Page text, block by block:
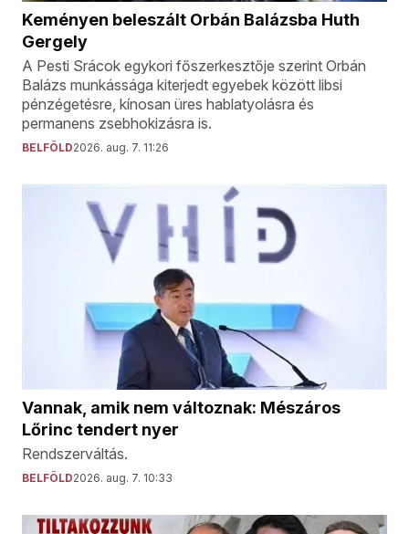
Keményen beleszált Orbán Balázsba Huth
Gergely
A Pesti Srácok egykori főszerkesztője szerint Orbán
Balázs munkássága kiterjedt egyebek között libsi
pénzégetésre, kínosan üres hablatyolásra és
permanens zsebhokizásra is.
BELFÖLD2026. aug. 7. 11:26
Vannak, amik nem változnak: Mészáros
Lőrinc tendert nyer
Rendszerváltás.
BELFÖLD2026. aug. 7. 10:33